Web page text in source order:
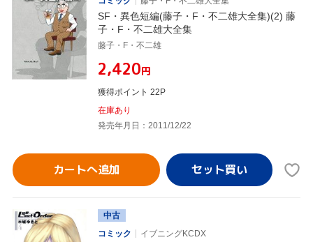
SF・異色短編(藤子・F・不二雄大全集)(2) 藤
子・F・不二雄大全集
藤子・F・不二雄
¥2,420円
獲得ポイント 22P
在庫あり
発売年月日：2011/12/22
カートへ追加
中古
コミック
イブニングKCDX